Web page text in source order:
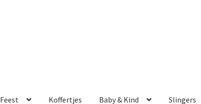
Feest Koffertjes Baby & Kind Slingers